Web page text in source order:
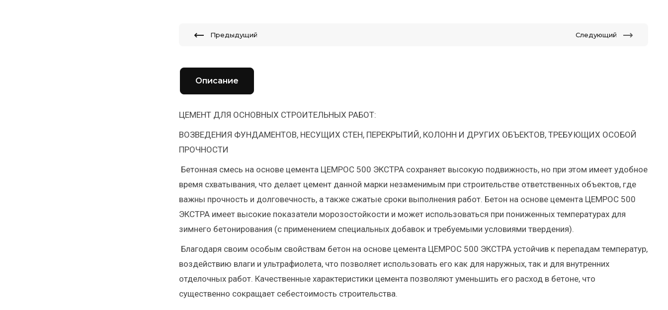
Предыдущий Следующий
Описание
ЦЕМЕНТ ДЛЯ ОСНОВНЫХ СТРОИТЕЛЬНЫХ РАБОТ:
ВОЗВЕДЕНИЯ ФУНДАМЕНТОВ, НЕСУЩИХ СТЕН, ПЕРЕКРЫТИЙ, КОЛОНН И ДРУГИХ ОБЪЕКТОВ, ТРЕБУЮЩИХ ОСОБОЙ
ПРОЧНОСТИ
Бетонная смесь на основе цемента ЦЕМРОС 500 ЭКСТРА сохраняет высокую подвижность, но при этом имеет удобное
время схватывания, что делает цемент данной марки незаменимым при строительстве ответственных объектов, где
важны прочность и долговечность, а также сжатые сроки выполнения работ. Бетон на основе цемента ЦЕМРОС 500
ЭКСТРА имеет высокие показатели морозостойкости и может использоваться при пониженных температурах для
зимнего бетонирования (с применением специальных добавок и требуемыми условиями твердения).
Благодаря своим особым свойствам бетон на основе цемента ЦЕМРОС 500 ЭКСТРА устойчив к перепадам температур,
воздействию влаги и ультрафиолета, что позволяет использовать его как для наружных, так и для внутренних
отделочных работ. Качественные характеристики цемента позволяют уменьшить его расход в бетоне, что
существенно сокращает себестоимость строительства.